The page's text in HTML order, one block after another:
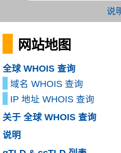
说
网站地图
全球 WHOIS 查询
域名 WHOIS 查询
IP 地址 WHOIS 查询
关于 全球 WHOIS 查询
说明